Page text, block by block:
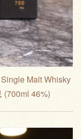
Malt Whisky
(700ml 46%)